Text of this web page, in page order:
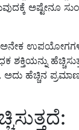
ಅಷ್ಟೇನೂ
ಅದು ಹೆಚ್ಚಿನ